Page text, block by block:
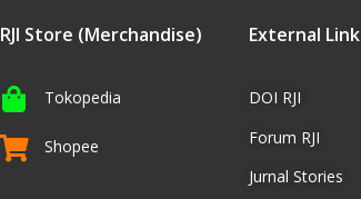
RJI Store (Merchandise)
Tokopedia
Shopee
External Link
DOI RJI
Forum RJI
Jurnal Stories